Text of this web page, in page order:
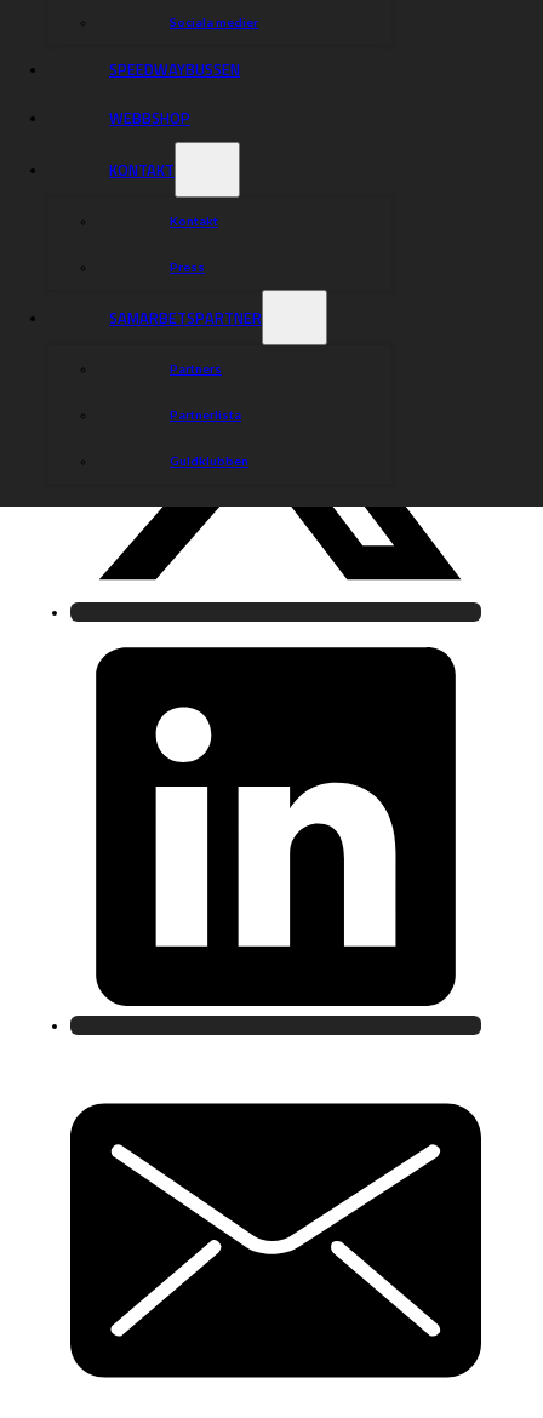
Sociala medier
SPEEDWAYBUSSEN
WEBBSHOP
KONTAKT
Kontakt
Press
SAMARBETSPARTNER
Partners
Partnerlista
Guldklubben